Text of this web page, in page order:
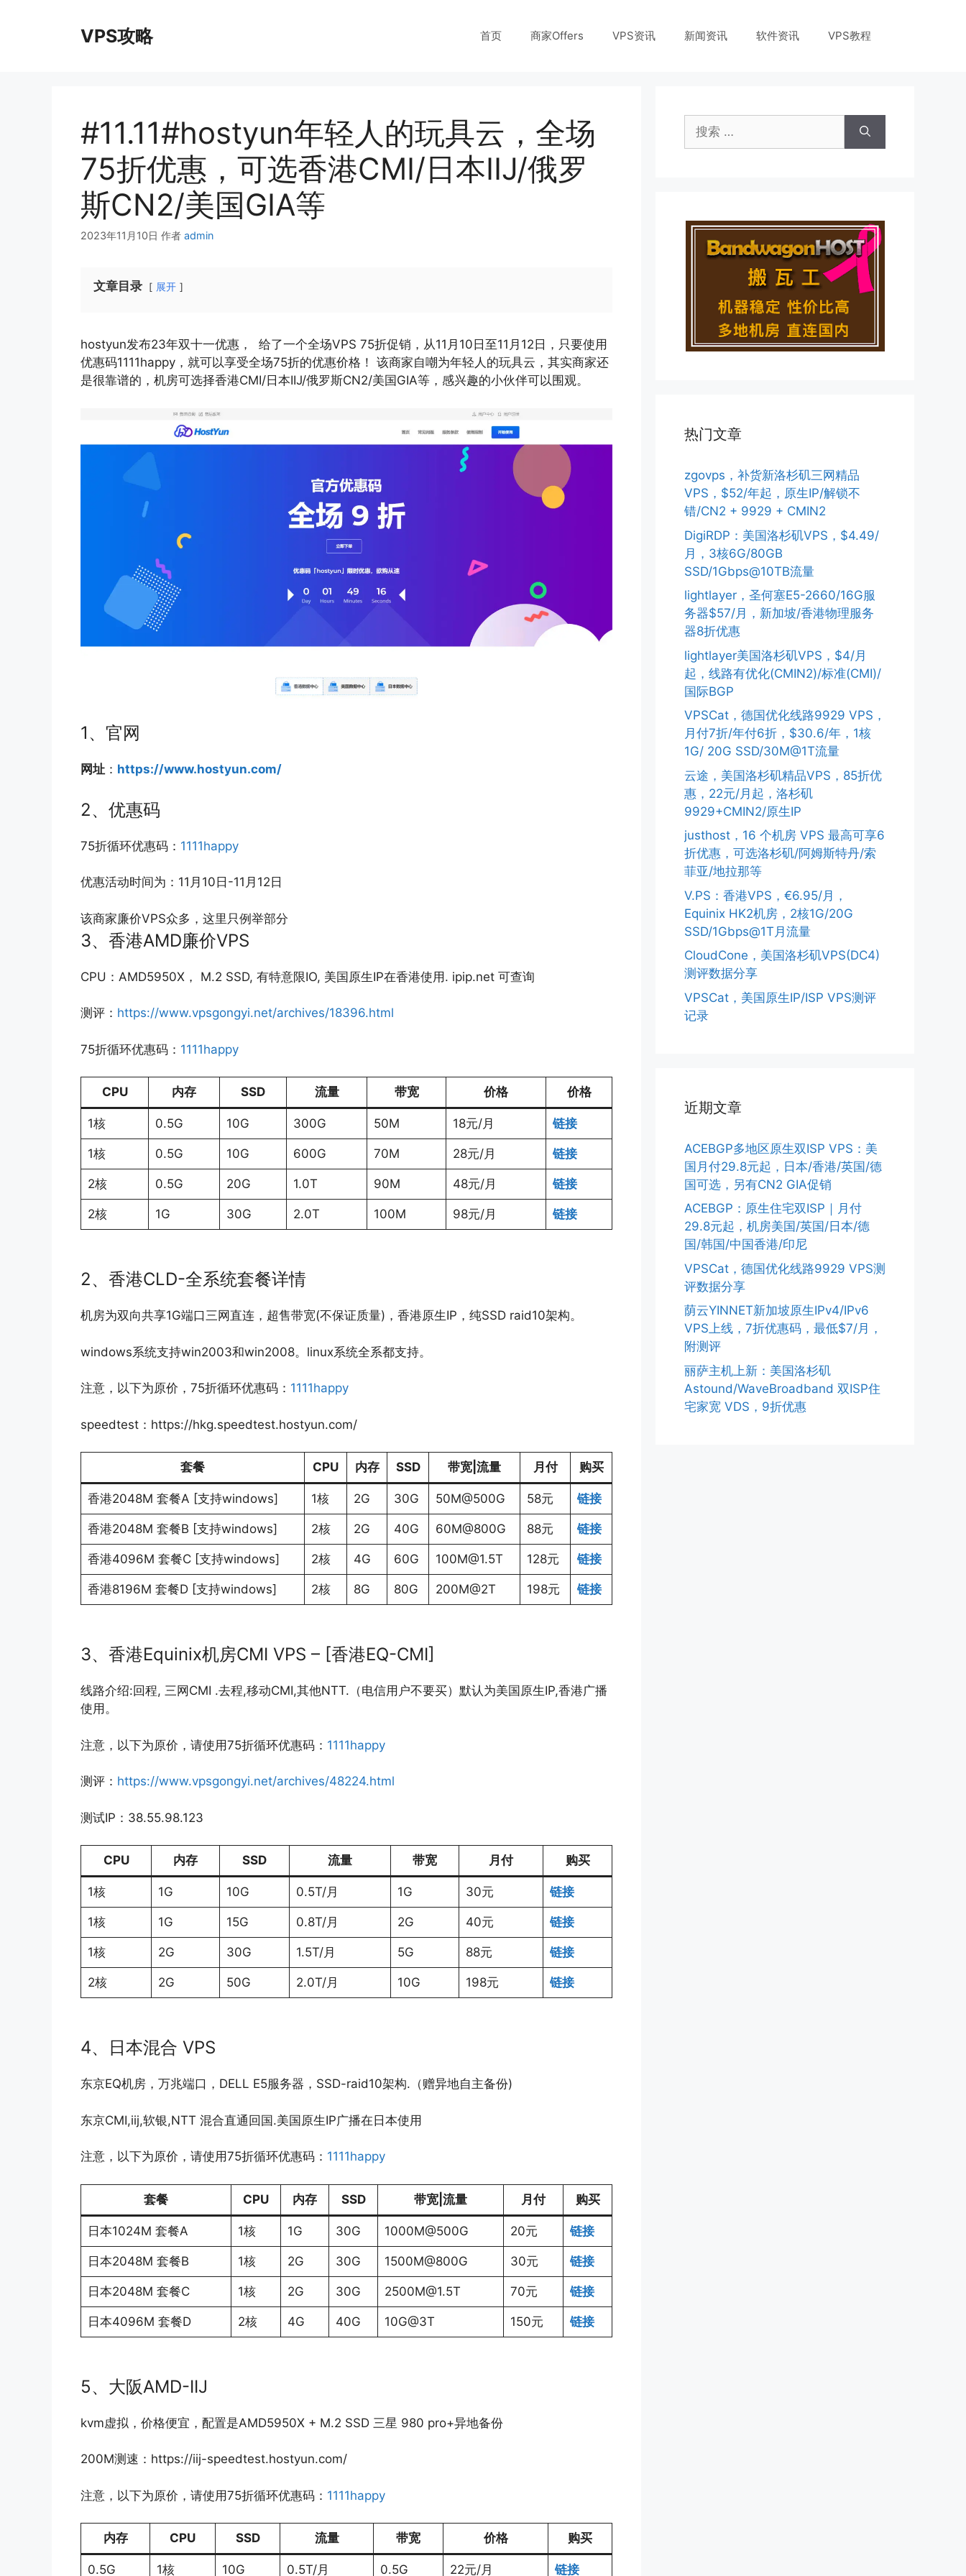
VPS攻略 首页 商家Offers VPS资讯 新闻资讯 软件资讯 VPS教程
#11.11#hostyun年轻人的玩具云，全场
75折优惠，可选香港CMI/日本IIJ/俄罗
斯CN2/美国GIA等
2023年11月10日 作者 admin
文章目录 展开
hostyun发布23年双十一优惠， 给了一个全场VPS 75折促销，从11月10日至11月12日，只要使用
优惠码1111happy，就可以享受全场75折的优惠价格！ 该商家自嘲为年轻人的玩具云，其实商家还
是很靠谱的，机房可选择香港CMI/日本IIJ/俄罗斯CN2/美国GIA等，感兴趣的小伙伴可以围观。
1、官网
网址 ： https://www.hostyun.com/
2、优惠码
75折循环优惠码： 1111happy
优惠活动时间为：11月10日-11月12日
该商家廉价VPS众多，这里只例举部分
3、香港AMD廉价VPS
CPU：AMD5950X， M.2 SSD, 有特意限IO, 美国原生IP在香港使用. ipip.net 可查询
测评： https://www.vpsgongyi.net/archives/18396.html
75折循环优惠码： 1111happy
CPU 内存 SSD 流量 带宽 价格 价格
1核 0.5G 10G 300G 50M 18元/月 链接
1核 0.5G 10G 600G 70M 28元/月 链接
2核 0.5G 20G 1.0T 90M 48元/月 链接
2核 1G 30G 2.0T 100M 98元/月 链接
2、香港CLD-全系统套餐详情
机房为双向共享1G端口三网直连，超售带宽(不保证质量)，香港原生IP，纯SSD raid10架构。
windows系统支持win2003和win2008。linux系统全系都支持。
注意，以下为原价，75折循环优惠码： 1111happy
speedtest：https://hkg.speedtest.hostyun.com/
套餐 CPU 内存 SSD 带宽|流量 月付 购买
香港2048M 套餐A [支持windows] 1核 2G 30G 50M@500G 58元 链接
香港2048M 套餐B [支持windows] 2核 2G 40G 60M@800G 88元 链接
香港4096M 套餐C [支持windows] 2核 4G 60G 100M@1.5T 128元 链接
香港8196M 套餐D [支持windows] 2核 8G 80G 200M@2T 198元 链接
3、香港Equinix机房CMI VPS – [香港EQ-CMI]
线路介绍:回程, 三网CMI .去程,移动CMI,其他NTT.（电信用户不要买）默认为美国原生IP,香港广播
使用。
注意，以下为原价，请使用75折循环优惠码： 1111happy
测评： https://www.vpsgongyi.net/archives/48224.html
测试IP：38.55.98.123
CPU 内存 SSD 流量 带宽 月付 购买
1核 1G 10G 0.5T/月 1G 30元 链接
1核 1G 15G 0.8T/月 2G 40元 链接
1核 2G 30G 1.5T/月 5G 88元 链接
2核 2G 50G 2.0T/月 10G 198元 链接
4、日本混合 VPS
东京EQ机房，万兆端口，DELL E5服务器，SSD-raid10架构.（赠异地自主备份)
东京CMI,iij,软银,NTT 混合直通回国.美国原生IP广播在日本使用
注意，以下为原价，请使用75折循环优惠码： 1111happy
套餐 CPU 内存 SSD 带宽|流量 月付 购买
日本1024M 套餐A 1核 1G 30G 1000M@500G 20元 链接
日本2048M 套餐B 1核 2G 30G 1500M@800G 30元 链接
日本2048M 套餐C 1核 2G 30G 2500M@1.5T 70元 链接
日本4096M 套餐D 2核 4G 40G 10G@3T 150元 链接
5、大阪AMD-IIJ
kvm虚拟，价格便宜，配置是AMD5950X + M.2 SSD 三星 980 pro+异地备份
200M测速：https://iij-speedtest.hostyun.com/
注意，以下为原价，请使用75折循环优惠码： 1111happy
内存 CPU SSD 流量 带宽 价格 购买
0.5G 1核 10G 0.5T/月 0.5G 22元/月 链接
索：
热门文章
zgovps，补货新洛杉矶三网精品
VPS，$52/年起，原生IP/解锁不
错/CN2 + 9929 + CMIN2
DigiRDP：美国洛杉矶VPS，$4.49/
月，3核6G/80GB
SSD/1Gbps@10TB流量
lightlayer，圣何塞E5-2660/16G服
务器$57/月，新加坡/香港物理服务
器8折优惠
lightlayer美国洛杉矶VPS，$4/月
起，线路有优化(CMIN2)/标准(CMI)/
国际BGP
VPSCat，德国优化线路9929 VPS，
月付7折/年付6折，$30.6/年，1核
1G/ 20G SSD/30M@1T流量
云途，美国洛杉矶精品VPS，85折优
惠，22元/月起，洛杉矶
9929+CMIN2/原生IP
justhost，16 个机房 VPS 最高可享6
折优惠，可选洛杉矶/阿姆斯特丹/索
菲亚/地拉那等
V.PS：香港VPS，€6.95/月，
Equinix HK2机房，2核1G/20G
SSD/1Gbps@1T月流量
CloudCone，美国洛杉矶VPS(DC4)
测评数据分享
VPSCat，美国原生IP/ISP VPS测评
记录
近期文章
ACEBGP多地区原生双ISP VPS：美
国月付29.8元起，日本/香港/英国/德
国可选，另有CN2 GIA促销
ACEBGP：原生住宅双ISP｜月付
29.8元起，机房美国/英国/日本/德
国/韩国/中国香港/印尼
VPSCat，德国优化线路9929 VPS测
评数据分享
荫云YINNET新加坡原生IPv4/IPv6
VPS上线，7折优惠码，最低$7/月，
附测评
丽萨主机上新：美国洛杉矶
Astound/WaveBroadband 双ISP住
宅家宽 VDS，9折优惠